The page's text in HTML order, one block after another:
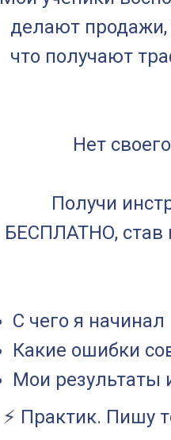
делают
что получают
Нет
Получи
БЕСПЛАТНО, став
С чего я начинал
Какие ошибки
Мои результаты
⚡ Практик. Пишу